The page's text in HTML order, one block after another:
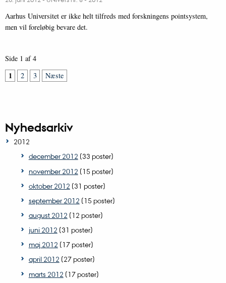
Aarhus Universitet er ikke helt tilfreds med forskningens pointsystem,
men vil foreløbig bevare det.
Side 1 af 4
1 2 3 Næste
Nyhedsarkiv
2012
december 2012 (33 poster)
november 2012 (15 poster)
oktober 2012 (31 poster)
september 2012 (15 poster)
august 2012 (12 poster)
juni 2012 (31 poster)
maj 2012 (17 poster)
april 2012 (27 poster)
marts 2012 (17 poster)